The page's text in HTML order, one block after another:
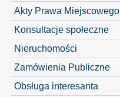
Akty Prawa Miejscowego
Konsultacje społeczne
Nieruchomości
Zamówienia Publiczne
Obsługa interesanta